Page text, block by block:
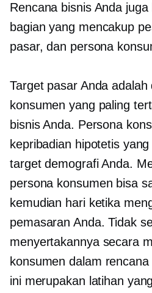
Rencana bisnis Anda
bagian yang mencakup
pasar, dan persona
Target pasar Anda adalah
konsumen yang paling
bisnis Anda. Persona
kepribadian hipotetis
target demografi Anda.
persona konsumen bisa
kemudian hari ketika
pemasaran Anda. Tidak
menyertakannya secara
konsumen dalam
ini merupakan latihan